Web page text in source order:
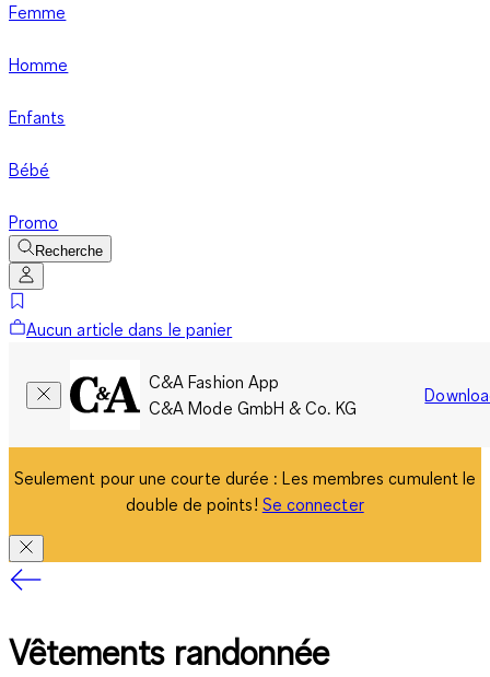
Femme
Homme
Enfants
Bébé
Promo
Recherche
Aucun article dans le panier
C&A Fashion App
C&A Mode GmbH & Co. KG
Seulement pour une courte durée : Les membres cumulent le
double de points! Se connecter
Vêtements randonnée